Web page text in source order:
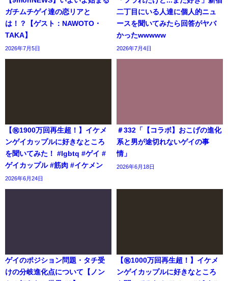
ガチムチゲイ達の恋リアと
は！？【ゲスト：NAWOTO・
TAKA】
2026年7月5日
二丁目にいる人達に個人的ニュ
ースを聞いてみたら回答がヤバ
かったwwwww
2026年7月4日
【㊗️1900万回再生超！】イケメ
ンゲイカップルに好きなところ
を聞いてみた！ #lgbtq #ゲイ #
ゲイカップル #筋肉 #イケメン
2026年6月24日
＃332「【コラボ】おこげの進化
系と男が途切れないゲイの事
情」
2026年6月18日
ゲイのポジション問題・タチ受
けの分岐進化点について【ノン
【㊗️1000万回再生超！】イケメ
ンゲイカップルに好きなところ